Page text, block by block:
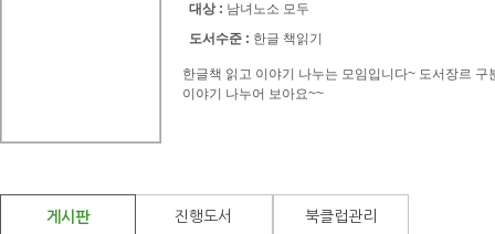
대상 : 남녀노소 모두
도서수준 : 한글 책읽기
한글책 읽고 이야기 나누는 모임입니다~ 도서장르
이야기 나누어 보아요~~
게시판 진행도서 북클럽관리